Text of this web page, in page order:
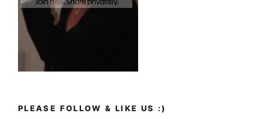
PLEASE FOLLOW & LIKE US :)